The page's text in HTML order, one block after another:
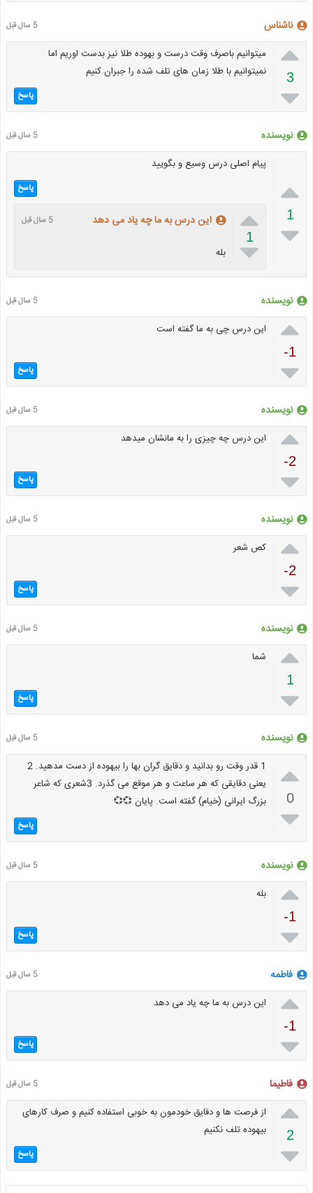
ناشناس 5 سال قبل

3

میتوانیم باصرف وقت درست و بهوده طلا نیز بدست اوریم اما
نمیتوانیم با طلا زمان های تلف شده را جبران کنیم
پاسخ
نویسنده 5 سال قبل

1

پیام اصلی درس وسیع و بگویید
پاسخ

1

این درس به ما چه یاد می دهد 5 سال قبل
بله
نویسنده 5 سال قبل

-1

این درس چی به ما گفته است
پاسخ
نویسنده 5 سال قبل

-2

این درس چه چیزی را به مانشان میدهد
پاسخ
نویسنده 5 سال قبل

-2

کص شعر
پاسخ
نویسنده 5 سال قبل

1

شما
پاسخ
نویسنده 5 سال قبل

0

1 قدر وقت رو بدانید و دقایق گران بها را بیهوده از دست مدهید. 2
یعنی دقایقی که هر ساعت و هر موقع می گذرد. 3شعری که شاعر
بزرگ ایرانی (خیام) گفته است. پایان 💞💞
پاسخ
نویسنده 5 سال قبل

-1

بله
پاسخ
فاطمه 5 سال قبل

-1

این درس به ما چه یاد می دهد
پاسخ
فاطیما 5 سال قبل

2

از فرصت ها و دقایق خودمون به خوبی استفاده کنیم و صرف کارهای
بیهوده تلف نکنیم
پاسخ